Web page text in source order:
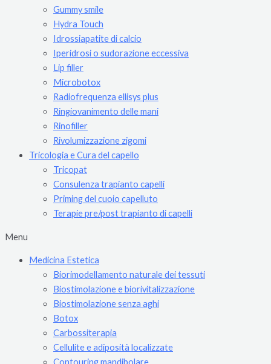
Gummy smile
Hydra Touch
Idrossiapatite di calcio
Iperidrosi o sudorazione eccessiva
Lip filler
Microbotox
Radiofrequenza ellisys plus
Ringiovanimento delle mani
Rinofiller
Rivolumizzazione zigomi
Tricologia e Cura del capello
Tricopat
Consulenza trapianto capelli
Priming del cuoio capelluto
Terapie pre/post trapianto di capelli
Menu
Medicina Estetica
Biorimodellamento naturale dei tessuti
Biostimolazione e biorivitalizzazione
Biostimolazione senza aghi
Botox
Carbossiterapia
Cellulite e adiposità localizzate